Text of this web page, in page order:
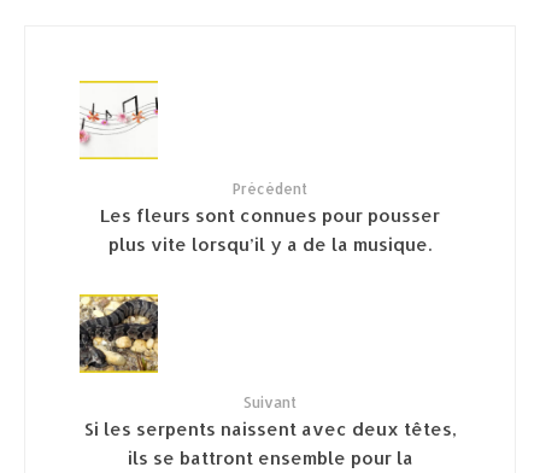
Précédent
Les fleurs sont connues pour pousser
plus vite lorsqu’il y a de la musique.
Suivant
Si les serpents naissent avec deux têtes,
ils se battront ensemble pour la